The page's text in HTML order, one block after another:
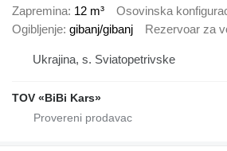
Zapremina 12 m³ Osovinska
Ogibljenje gibanj/gibanj Rezervoar za
Ukrajina, s. Sviatopetrivske
TOV «BiBi Kars»